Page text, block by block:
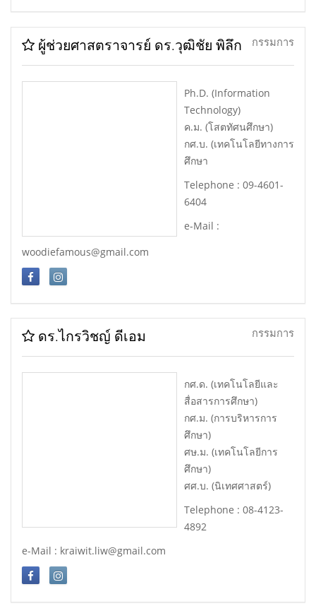
ผู้ช่วยศาสตราจารย์ ดร.วุฒิชัย พิลึก กรรมการ
Ph.D. (Information
Technology)
ค.ม. (โสตทัศนศึกษา)
กศ.บ. (เทคโนโลยีทางการ
ศึกษา
Telephone : 09-4601-
6404
e-Mail :
woodiefamous@gmail.com
ดร.ไกรวิชญ์ ดีเอม กรรมการ
กศ.ด. (เทคโนโลยีและ
สื่อสารการศึกษา)
กศ.ม. (การบริหารการ
ศึกษา)
ศษ.ม. (เทคโนโลยีการ
ศึกษา)
ศศ.บ. (นิเทศศาสตร์)
Telephone : 08-4123-
4892
e-Mail : kraiwit.liw@gmail.com